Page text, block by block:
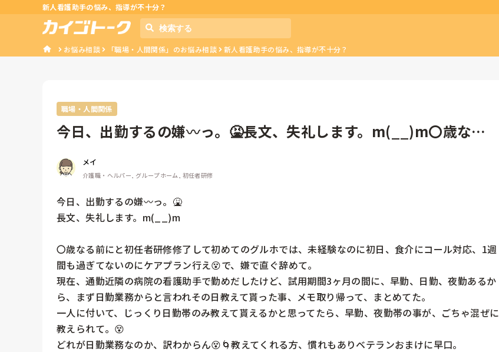
新人看護助手の悩み、指導が不十分？
お悩み相談 「職場・人間関係」のお悩み相談 新人看護助手の悩み、指導が不十分？
職場・人間関係
今日、出勤するの嫌〰️っ。🤮長文、失礼します。m(__)m〇歳なる
メイ
介護職・ヘルパー, グループホーム, 初任者研修
今日、出勤するの嫌〰️っ。🤮
長文、失礼します。m(__)m
〇歳なる前にと初任者研修修了して初めてのグルホでは、未経験なのに初日、食介にコール対応、1週
間も過ぎてないのにケアプラン行え😵で、嫌で直ぐ辞めて。
現在、通勤近隣の病院の看護助手で勤めだしたけど、試用期間3ヶ月の間に、早勤、日勤、夜勤あるか
ら、まず日勤業務からと言われその日教えて貰った事、メモ取り帰って、まとめてた。
一人に付いて、じっくり日勤帯のみ教えて貰えるかと思ってたら、早勤、夜勤帯の事が、ごちゃ混ぜに
教えられて。😵
どれが日勤業務なのか、訳わからん😵🌀教えてくれる方、慣れもありベテランおまけに早口。